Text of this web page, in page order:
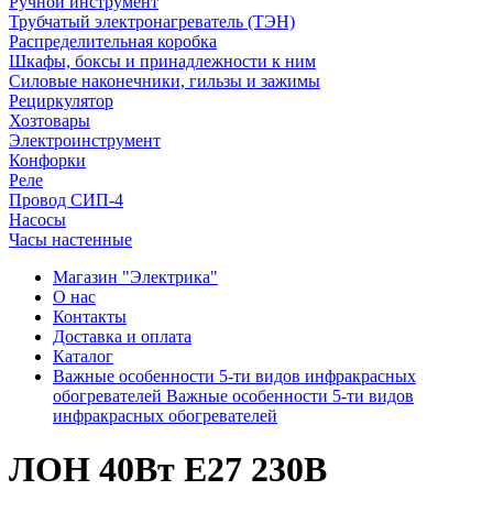
Трубчатый электронагреватель (ТЭН)
Распределительная коробка
Шкафы, боксы и принадлежности к ним
Силовые наконечники, гильзы и зажимы
Рециркулятор
Хозтовары
Электроинструмент
Конфорки
Реле
Провод СИП-4
Насосы
Часы настенные
Магазин "Электрика"
О нас
Контакты
Доставка и оплата
Каталог
Важные особенности 5-ти видов инфракрасных
обогревателей Важные особенности 5-ти видов
инфракрасных обогревателей
ЛОН 40Вт E27 230В